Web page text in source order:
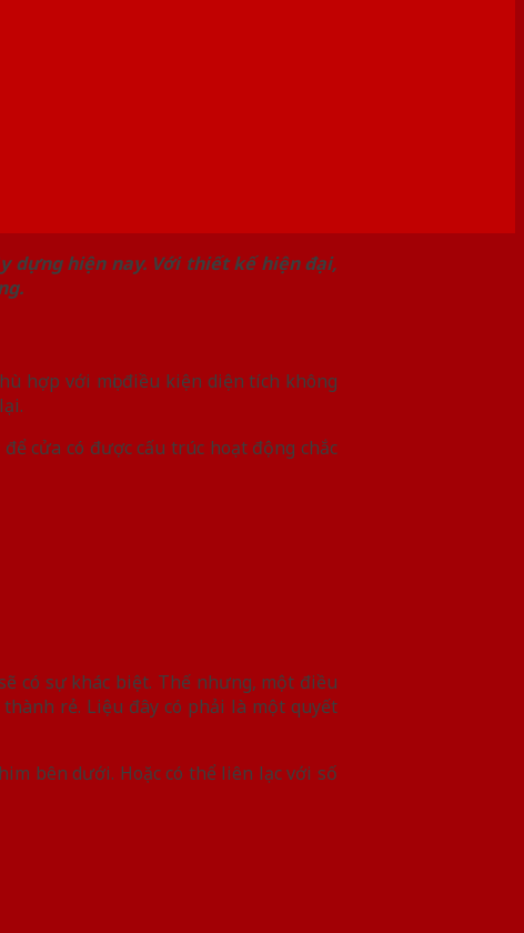
dựng hiện nay. Với thiết kế hiện đại,
hợp với mọi điều kiện diện tích không
cửa có được cấu trúc hoạt động chắc
có sự khác biệt. Thế nhưng, một điều
rẻ. Liệu đây có phải là một quyết
bên dưới. Hoặc có thể liên lạc với số